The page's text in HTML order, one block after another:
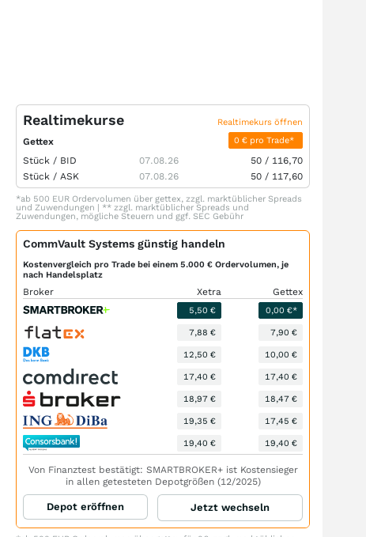
Realtimekurse Realtimekurs öffnen
Gettex 0 € pro Trade*
Stück / BID 07.08.26 50 / 116,70
Stück / ASK 07.08.26 50 / 117,60
*ab 500 EUR Ordervolumen über gettex, zzgl. marktüblicher Spreads
und Zuwendungen | ** zzgl. marktüblicher Spreads und
Zuwendungen, mögliche Steuern und ggf. SEC Gebühr
CommVault Systems günstig handeln
Kostenvergleich pro Trade bei einem 5.000 € Ordervolumen, je
nach Handelsplatz
Broker Xetra Gettex
5,50 € 0,00 €*
7,88 € 7,90 €
12,50 € 10,00 €
17,40 € 17,40 €
18,97 € 18,47 €
19,35 € 17,45 €
19,40 € 19,40 €
Von Finanztest bestätigt: SMARTBROKER+ ist Kostensieger
in allen getesteten Depotgrößen (12/2025)
Depot eröffnen Jetzt wechseln